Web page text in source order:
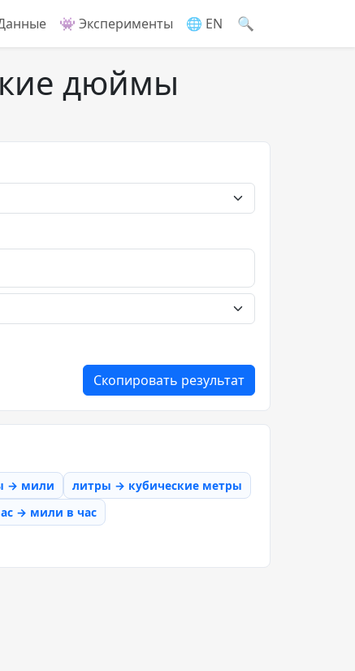
🔍
👾 Эксперименты 🌐 EN
дюймы
Скопировать результат
→ мили
литры → кубические метры
→ мили в час